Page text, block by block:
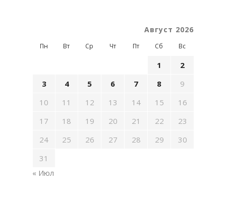
Август 2026
Пн Вт Ср Чт Пт Сб Вс
1
2
3
4 5 6 7 8
9
10
11 12 13 14 15
16
17
18 19 20 21 22
23
24
25 26 27 28 29
30
31
« Июл